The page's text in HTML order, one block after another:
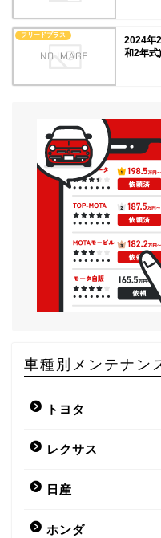
フリードプラス
2024年
和2年式
車種別メンテナン
トヨタ
レクサス
日産
ホンダ